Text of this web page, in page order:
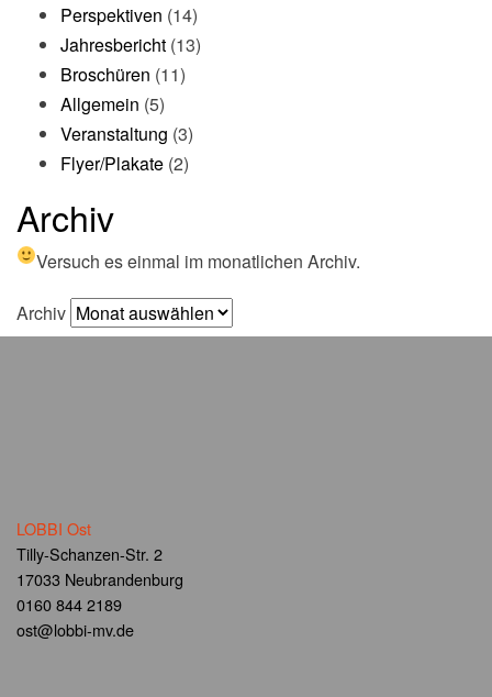
Perspektiven (14)
Jahresbericht (13)
Broschüren (11)
Allgemein (5)
Veranstaltung (3)
Flyer/Plakate (2)
Archiv
Versuch es einmal im monatlichen Archiv.
Archiv
LOBBI Ost
Tilly-Schanzen-Str. 2
17033 Neubrandenburg
0160 844 2189
ost@lobbi-mv.de